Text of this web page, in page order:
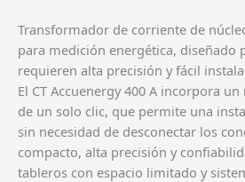
Transformador de corriente de
para medición energética, diseñado
requieren alta precisión y fácil
El CT Accuenergy 400 A incorpora
de un solo clic, que permite una
sin necesidad de desconectar los
compacto, alta precisión y
tableros con espacio limitado y